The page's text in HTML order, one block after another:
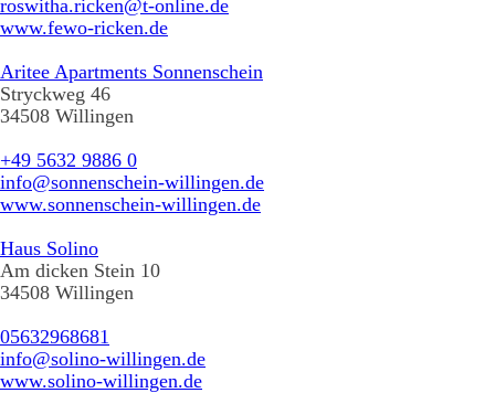
roswitha.ricken@t-online.de
www.fewo-ricken.de
Aritee Apartments Sonnenschein
Stryckweg 46
34508 Willingen
+49 5632 9886 0
info@sonnenschein-willingen.de
www.sonnenschein-willingen.de
Haus Solino
Am dicken Stein 10
34508 Willingen
05632968681
info@solino-willingen.de
www.solino-willingen.de